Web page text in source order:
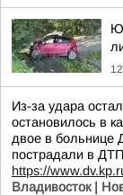
Из-за удара
остановилось в
двое в больнице
пострадали в
https://
Владивосток |